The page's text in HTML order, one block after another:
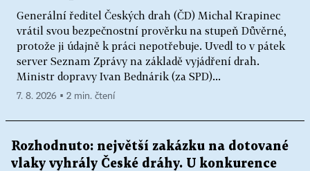
Generální ředitel Českých drah (ČD) Michal Krapinec
vrátil svou bezpečnostní prověrku na stupeň Důvěrné,
protože ji údajně k práci nepotřebuje. Uvedl to v pátek
server Seznam Zprávy na základě vyjádření drah.
Ministr dopravy Ivan Bednárik (za SPD)...
7. 8. 2026 ▪ 2 min. čtení
Rozhodnuto: největší zakázku na dotované
vlaky vyhrály České dráhy. U konkurence